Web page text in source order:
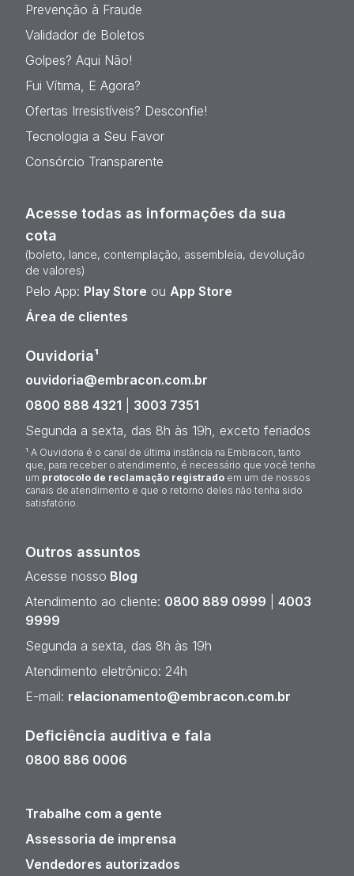
Prevenção à Fraude
Validador de Boletos
Golpes? Aqui Não!
Fui Vítima, E Agora?
Ofertas Irresistíveis? Desconfie!
Tecnologia a Seu Favor
Consórcio Transparente
Acesse todas as informações da sua
cota
(boleto, lance, contemplação, assembleia, devolução
de valores)
Pelo App: Play Store ou App Store
Área de clientes
Ouvidoria¹
ouvidoria@embracon.com.br
0800 888 4321
3003 7351
Segunda a sexta, das 8h às 19h, exceto feriados
¹ A Ouvidoria é o canal de última instância na Embracon, tanto
que, para receber o atendimento, é necessário que você tenha
um protocolo de reclamação registrado em um de nossos
canais de atendimento e que o retorno deles não tenha sido
satisfatório.
Outros assuntos
Acesse nosso Blog
Atendimento ao cliente: 0800 889 0999
4003
9999
Segunda a sexta, das 8h às 19h
Atendimento eletrônico: 24h
E-mail: relacionamento@embracon.com.br
Deficiência auditiva e fala
0800 886 0006
Trabalhe com a gente
Assessoria de imprensa
Vendedores autorizados